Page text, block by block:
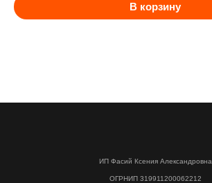
В корзину
ИП Фасий Ксения Александровна
ОГРНИП 319911200062212